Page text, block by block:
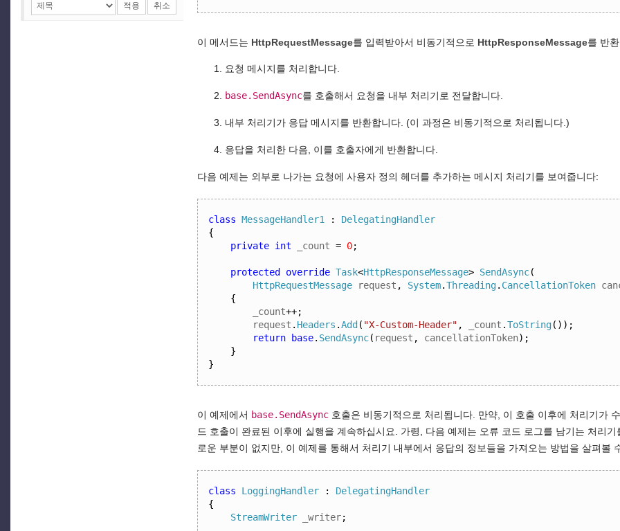
적용 취소
이 메서드는 HttpRequestMessage를 입력받아서 비동기적으로 HttpResponseMessage를 반
요청 메시지를 처리합니다.
base.SendAsync를 호출해서 요청을 내부 처리기로 전달합니다.
내부 처리기가 응답 메시지를 반환합니다. (이 과정은 비동기적으로 처리됩니다.)
응답을 처리한 다음, 이를 호출자에게 반환합니다.
다음 예제는 외부로 나가는 요청에 사용자 정의 헤더를 추가하는 메시지 처리기를 보여줍니다:
class MessageHandler1 :
DelegatingHandler
{
private int _count = 0;
protected override Task<HttpResponseMessage> SendAsync(
HttpRequestMessage request , System.Threading. CancellationToken
{
_count++;
request . Headers .Add ( "X-Custom-Header" , _count .ToString());
return
base. SendAsync( request , cancellationToken);
}
}
이 예제에서 base.SendAsync 호출은 비동기적으로 처리됩니다. 만약, 이 호출 이후에 처리기가
드 호출이 완료된 이후에 실행을 계속하십시요. 가령, 다음 예제는 오류 코드 로그를 남기는 처리
로운 부분이 없지만, 이 예제를 통해서 처리기 내부에서 응답의 정보들을 가져오는 방법을 살펴볼
class LoggingHandler :
DelegatingHandler
{
StreamWriter _writer;